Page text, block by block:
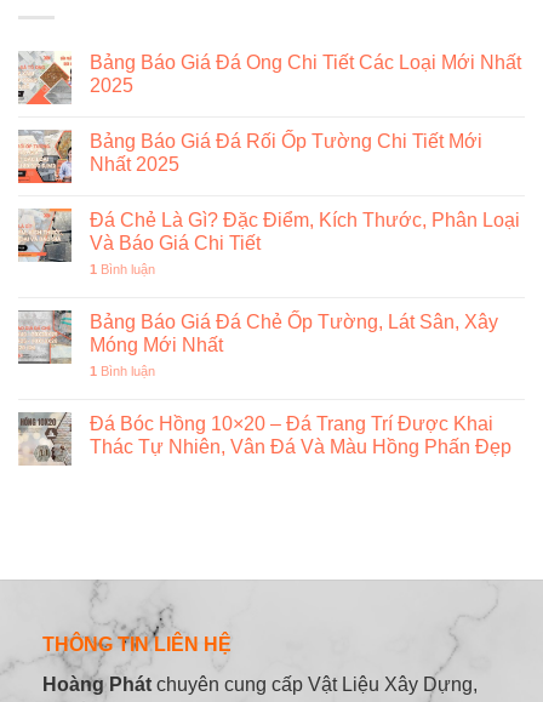
Bảng Báo Giá Đá Ong Chi Tiết Các Loại Mới Nhất
2025
Bảng Báo Giá Đá Rối Ốp Tường Chi Tiết Mới
Nhất 2025
Đá Chẻ Là Gì? Đặc Điểm, Kích Thước, Phân Loại
Và Báo Giá Chi Tiết
1 Bình luận
Bảng Báo Giá Đá Chẻ Ốp Tường, Lát Sân, Xây
Móng Mới Nhất
1 Bình luận
Đá Bóc Hồng 10×20 – Đá Trang Trí Được Khai
Thác Tự Nhiên, Vân Đá Và Màu Hồng Phấn Đẹp
THÔNG TIN LIÊN HỆ
Hoàng Phát chuyên cung cấp Vật Liệu Xây Dựng,